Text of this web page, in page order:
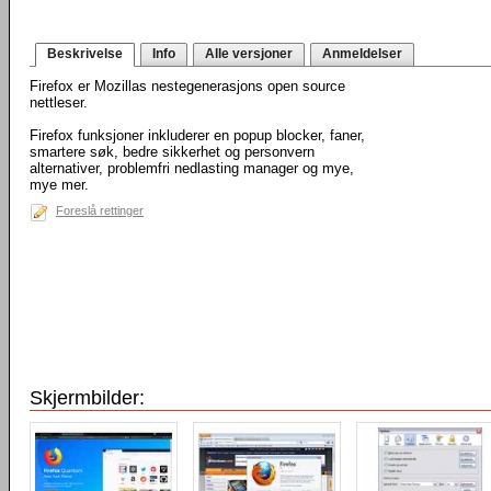
Beskrivelse Info Alle versjoner Anmeldelser
Firefox er Mozillas nestegenerasjons open source
nettleser.
Firefox funksjoner inkluderer en popup blocker, faner,
smartere søk, bedre sikkerhet og personvern
alternativer, problemfri nedlasting manager og mye,
mye mer.
Foreslå rettinger
Skjermbilder: